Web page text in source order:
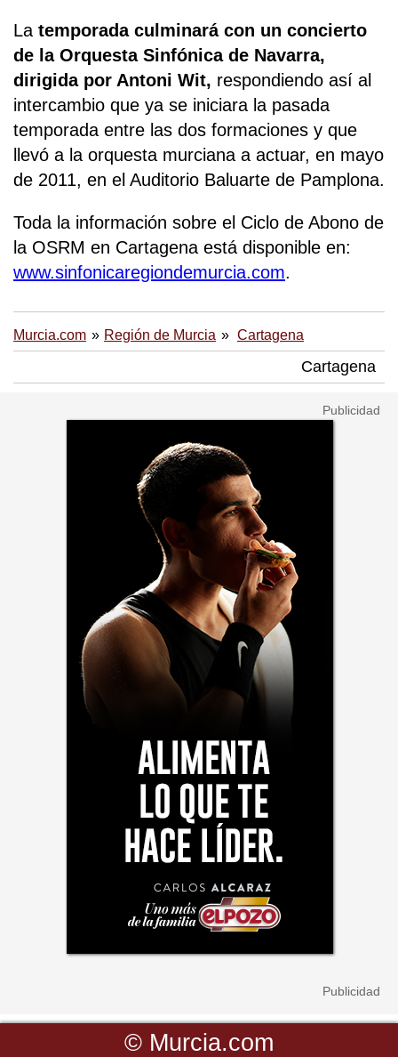
La temporada culminará con un concierto
de la Orquesta Sinfónica de Navarra,
dirigida por Antoni Wit, respondiendo así al
intercambio que ya se iniciara la pasada
temporada entre las dos formaciones y que
llevó a la orquesta murciana a actuar, en mayo
de 2011, en el Auditorio Baluarte de Pamplona.
Toda la información sobre el Ciclo de Abono de
la OSRM en Cartagena está disponible en:
www.sinfonicaregiondemurcia.com.
Murcia.com Región de Murcia Cartagena
Cartagena
© Murcia.com